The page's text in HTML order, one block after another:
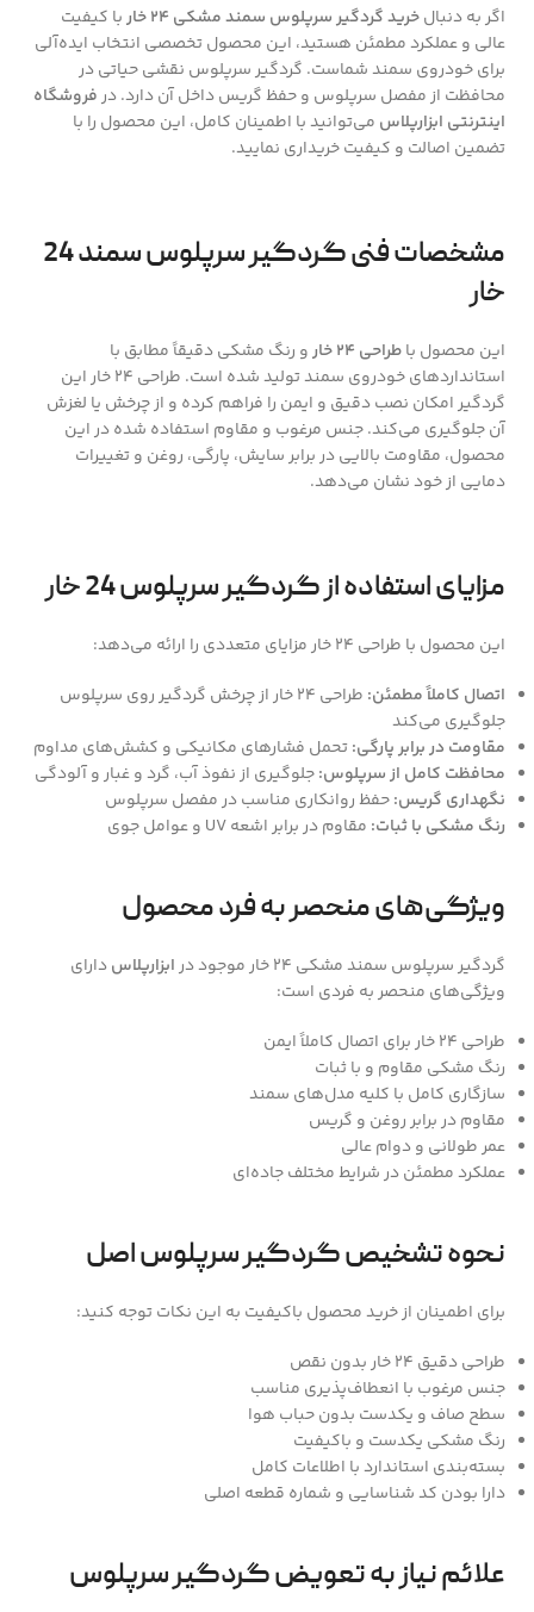
اگر به دنبالخرید گردگیر سرپلوس سمند مشکی 24 خار
با کیفیت
عالی و عملکرد مطمئن هستید، این محصول تخصصی انتخاب ایده‌آلی
برای خودروی سمند شماست. گردگیر سرپلوس نقشی حیاتی در
محافظت از مفصل سرپلوس و حفظ گریس داخل آن دارد. درفروشگاه
اینترنتی ابزارپلاس می‌توانید با اطمینان کامل، این محصول را با
تضمین اصالت و کیفیت خریداری نمایید.
مشخصات فنی گردگیر سرپلوس سمند 24
خار
این محصول باطراحی 24 خار
و رنگ مشکی دقیقاً مطابق با
استانداردهای خودروی سمند تولید شده است. طراحی 24 خار این
گردگیر امکان نصب دقیق و ایمن را فراهم کرده و از چرخش یا لغزش
آن جلوگیری می‌کند. جنس مرغوب و مقاوم استفاده شده در این
محصول، مقاومت بالایی در برابر سایش، پارگی، روغن و تغییرات
دمایی از خود نشان می‌دهد.
مزایای استفاده از گردگیر سرپلوس 24 خار
این محصول با طراحی 24 خار مزایای متعددی را ارائه می‌دهد:
اتصال کاملاً مطمئن:
طراحی 24 خار از چرخش گردگیر روی سرپلوس
جلوگیری می‌کند
مقاومت در برابر پارگی:تحمل فشارهای مکانیکی و کشش‌های مداوم
محافظت کامل از سرپلوس:جلوگیری از نفوذ آب، گرد و غبار و آلودگی
نگهداری گریس:حفظ روانکاری مناسب در مفصل سرپلوس
رنگ مشکی با ثبات: مقاوم در برابر اشعه UV و عوامل جوی
ویژگی‌های منحصر به فرد محصول
گردگیر سرپلوس سمند مشکی 24 خار موجود در ابزارپلاسدارای
ویژگی‌های منحصر به فردی است:
طراحی 24 خار برای اتصال کاملاً ایمن
رنگ مشکی مقاوم و با ثبات
سازگاری کامل با کلیه مدل‌های سمند
مقاوم در برابر روغن و گریس
عمر طولانی و دوام عالی
عملکرد مطمئن در شرایط مختلف جاده‌ای
نحوه تشخیص گردگیر سرپلوس اصل
برای اطمینان از خرید محصول باکیفیت به این نکات توجه کنید:
طراحی دقیق 24 خار بدون نقص
جنس مرغوب با انعطاف‌پذیری مناسب
سطح صاف و یکدست بدون حباب هوا
رنگ مشکی یکدست و باکیفیت
بسته‌بندی استاندارد با اطلاعات کامل
دارا بودن کد شناسایی و شماره قطعه اصلی
علائم نیاز به تعویض گردگیر سرپلوس